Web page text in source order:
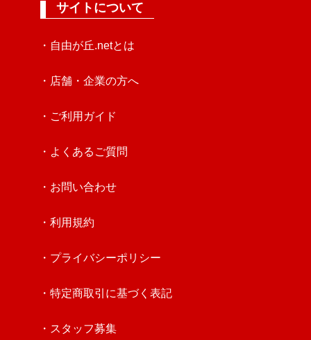
サイトについて
・自由が丘.netとは
・店舗・企業の方へ
・ご利用ガイド
・よくあるご質問
・お問い合わせ
・利用規約
・プライバシーポリシー
・特定商取引に基づく表記
・スタッフ募集